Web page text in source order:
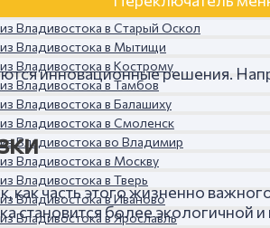
Владивостока в Старый Оскол
Владивостока в Мытищи
Владивостока в Кострому
Владивостока в Тамбов
Владивостока в Балашиху
Владивостока в Смоленск
Владивостока во Владимир
Владивостока в Москву
Владивостока в Тверь
Владивостока в Иваново
Владивостока в Ярославль
инновационные решения.
часть этого жизненно
становится более экологичной